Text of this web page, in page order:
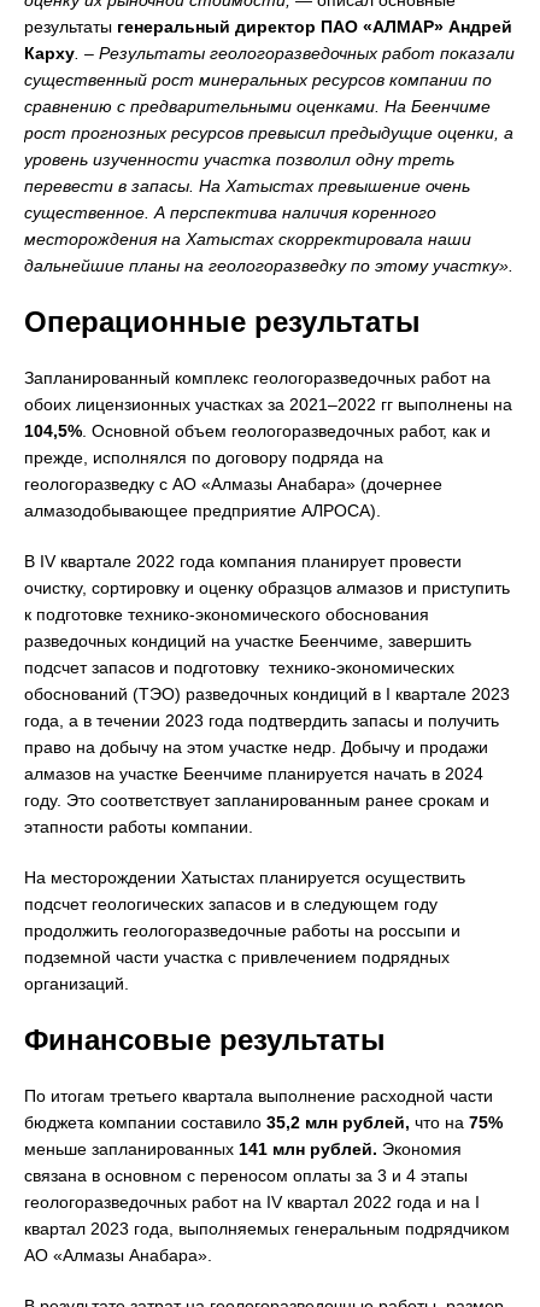
результаты генеральный директор ПАО «АЛМАР» Андрей
Карху . – Результаты геологоразведочных работ показали
существенный рост минеральных ресурсов компании по
сравнению с предварительными оценками. На Беенчиме
рост прогнозных ресурсов превысил предыдущие оценки, а
уровень изученности участка позволил одну треть
перевести в запасы. На Хатыстах превышение очень
существенное. А перспектива наличия коренного
месторождения на Хатыстах скорректировала наши
дальнейшие планы на геологоразведку по этому участку».
Операционные результаты
Запланированный комплекс геологоразведочных работ на
обоих лицензионных участках за 2021–2022 гг выполнены на
104,5% . Основной объем геологоразведочных работ, как и
прежде, исполнялся по договору подряда на
геологоразведку с АО «Алмазы Анабара» (дочернее
алмазодобывающее предприятие АЛРОСА).
В IV квартале 2022 года компания планирует провести
очистку, сортировку и оценку образцов алмазов и приступить
к подготовке технико-экономического обоснования
разведочных кондиций на участке Беенчиме, завершить
подсчет запасов и подготовку технико-экономических
обоснований (ТЭО) разведочных кондиций в I квартале 2023
года, а в течении 2023 года подтвердить запасы и получить
право на добычу на этом участке недр. Добычу и продажи
алмазов на участке Беенчиме планируется начать в 2024
году. Это соответствует запланированным ранее срокам и
этапности работы компании.
На месторождении Хатыстах планируется осуществить
подсчет геологических запасов и в следующем году
продолжить геологоразведочные работы на россыпи и
подземной части участка с привлечением подрядных
организаций.
Финансовые результаты
По итогам третьего квартала выполнение расходной части
бюджета компании составило 35,2 млн рублей, что на 75%
меньше запланированных 141 млн рублей. Экономия
связана в основном с переносом оплаты за 3 и 4 этапы
геологоразведочных работ на IV квартал 2022 года и на I
квартал 2023 года, выполняемых генеральным подрядчиком
АО «Алмазы Анабара».